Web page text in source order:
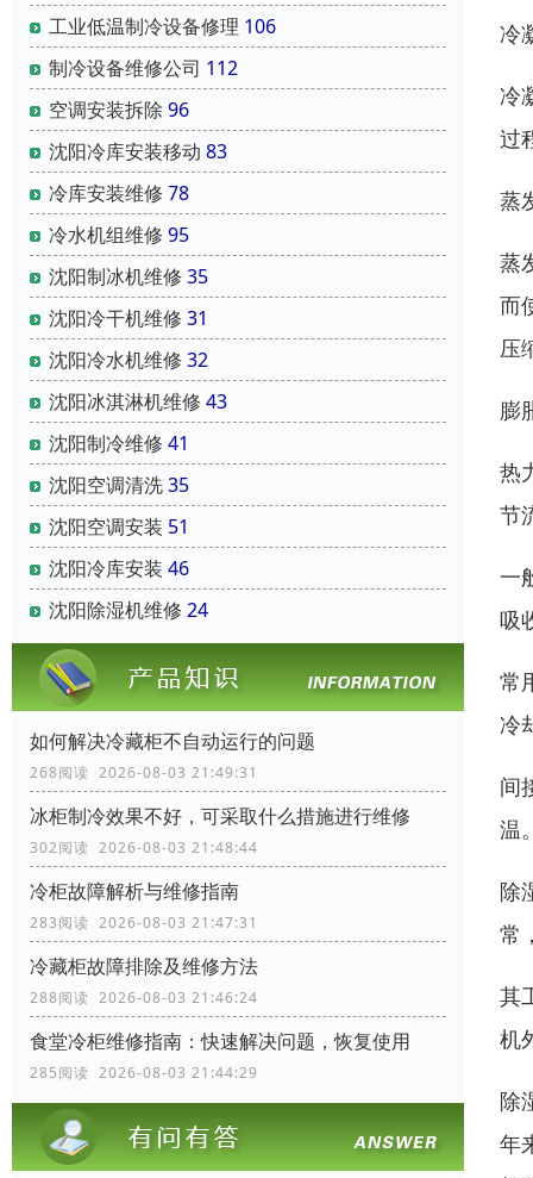
工业低温制冷设备修理 106
制冷设备维修公司 112
空调安装拆除 96
沈阳冷库安装移动 83
冷库安装维修 78
冷水机组维修 95
沈阳制冰机维修 35
沈阳冷干机维修 31
沈阳冷水机维修 32
沈阳冰淇淋机维修 43
沈阳制冷维修 41
沈阳空调清洗35
沈阳空调安装 51
沈阳冷库安装 46
沈阳除湿机维修 24
如何解决冷藏柜不自动运行的问题
268阅读 2026-08-03 21:49:31
冰柜制冷效果不好，可采取什么措施进行维修
302阅读 2026-08-03 21:48:44
冷柜故障解析与维修指南
283阅读 2026-08-03 21:47:31
冷藏柜故障排除及维修方法
288阅读 2026-08-03 21:46:24
食堂冷柜维修指南：快速解决问题，恢复使用
285阅读 2026-08-03 21:44:29
冷
冷
过
蒸
蒸
而
压
膨
热
节
一
吸
常
冷
间
温
除
常
其
机
除
年